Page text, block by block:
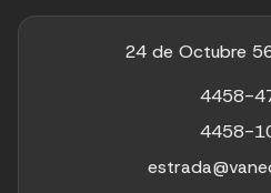
24 de Octubre
4458-
4458-